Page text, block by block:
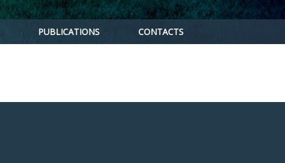
PUBLICATIONS CONTACTS